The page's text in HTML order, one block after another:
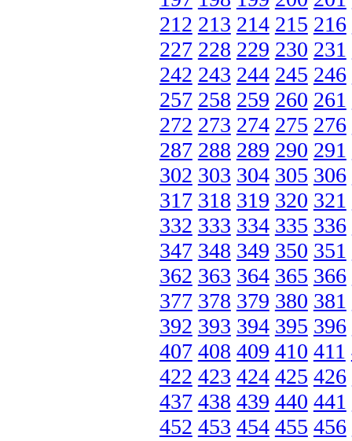
212 213 214 215 216
227 228 229 230 231
242 243 244 245 246
257 258 259 260 261
272 273 274 275 276
287 288 289 290 291
302 303 304 305 306
317 318 319 320 321
332 333 334 335 336
347 348 349 350 351
362 363 364 365 366
377 378 379 380 381
392 393 394 395 396
407 408 409 410 411
422 423 424 425 426
437 438 439 440 441
452 453 454 455 456